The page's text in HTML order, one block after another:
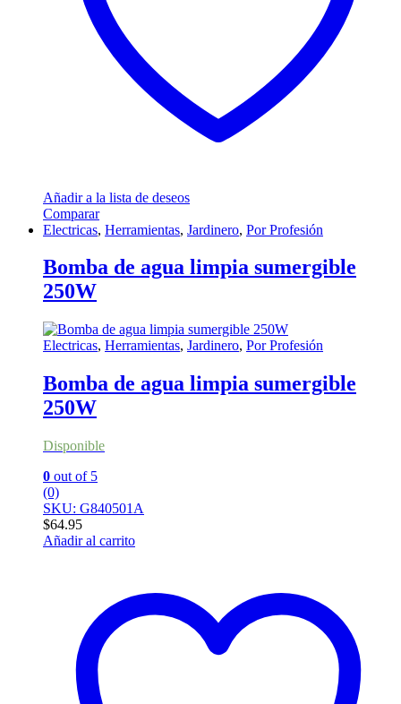
Añadir a la lista de deseos
Comparar
Electricas, Herramientas, Jardinero, Por Profesión
Bomba de agua limpia sumergible
250W
Electricas, Herramientas, Jardinero, Por Profesión
Bomba de agua limpia sumergible
250W
Disponible
0 out of 5
(0)
SKU: G840501A
$64.95
Añadir al carrito